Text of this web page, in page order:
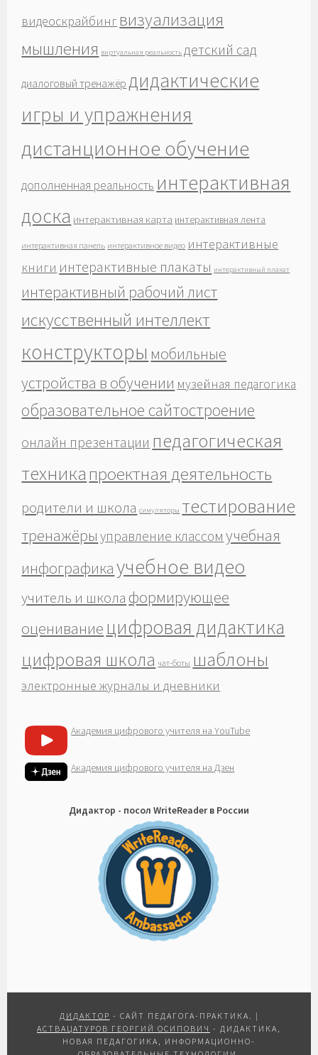
видеоскрайбинг визуализация
мышления виртуальная реальность детский сад
диалоговый тренажёр дидактические
игры и упражнения
дистанционное обучение
дополненная реальность интерактивная
доска интерактивная карта интерактивная лента
интерактивная панель интерактивное видео интерактивные
книги интерактивные плакаты интерактивный плакат
интерактивный рабочий лист
искусственный интеллект
конструкторы мобильные
устройства в обучении музейная педагогика
образовательное сайтостроение
онлайн презентации педагогическая
техника проектная деятельность
родители и школа симуляторы тестирование
тренажёры управление классом учебная
инфографикаучебное видео
учитель и школа формирующее
оценивание цифровая дидактика
цифровая школа чат-боты шаблоны
электронные журналы и дневники
Академия цифрового учителя на YouTube
Академия цифрового учителя на Дзен
Дидактор - посол WriteReader в России
ДИДАКТОР - САЙТ ПЕДАГОГА-ПРАКТИКА. |
АСТВАЦАТУРОВ ГЕОРГИЙ ОСИПОВИЧ - ДИДАКТИКА,
НОВАЯ ПЕДАГОГИКА, ИНФОРМАЦИОННО-